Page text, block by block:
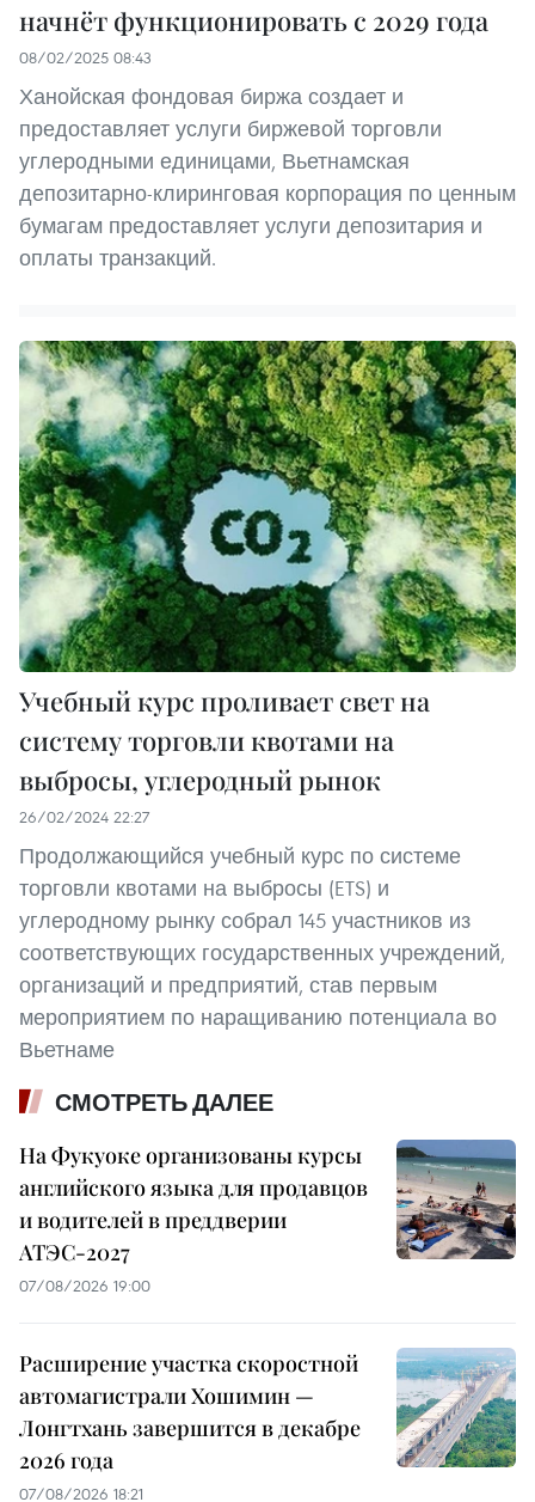
начнёт функционировать с 2029 года
08/02/2025 08:43
Ханойская фондовая биржа создает и
предоставляет услуги биржевой торговли
углеродными единицами, Вьетнамская
депозитарно-клиринговая корпорация по ценным
бумагам предоставляет услуги депозитария и
оплаты транзакций.
Учебный курс проливает свет на
систему торговли квотами на
выбросы, углеродный рынок
26/02/2024 22:27
Продолжающийся учебный курс по системе
торговли квотами на выбросы (ETS) и
углеродному рынку собрал 145 участников из
соответствующих государственных учреждений,
организаций и предприятий, став первым
мероприятием по наращиванию потенциала во
Вьетнаме
СМОТРЕТЬ ДАЛЕЕ
На Фукуоке организованы курсы
английского языка для продавцов
и водителей в преддверии
АТЭС-2027
07/08/2026 19:00
Расширение участка скоростной
автомагистрали Хошимин —
Лонгтхань завершится в декабре
2026 года
07/08/2026 18:21